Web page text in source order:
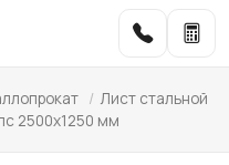
/ Лист стальной
2500х1250 мм